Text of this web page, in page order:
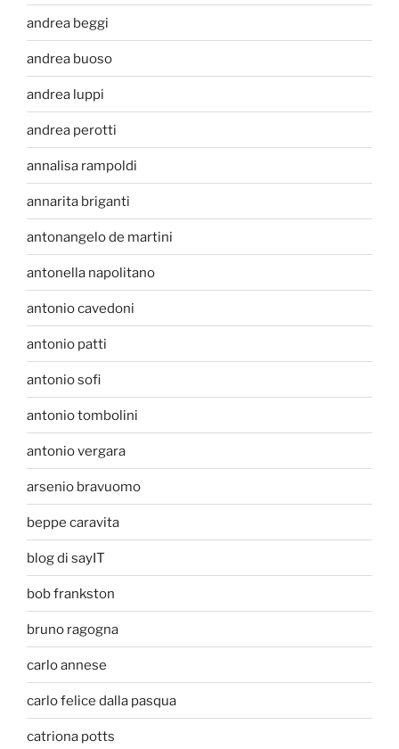
andrea beggi
andrea buoso
andrea luppi
andrea perotti
annalisa rampoldi
annarita briganti
antonangelo de martini
antonella napolitano
antonio cavedoni
antonio patti
antonio sofi
antonio tombolini
antonio vergara
arsenio bravuomo
beppe caravita
blog di sayIT
bob frankston
bruno ragogna
carlo annese
carlo felice dalla pasqua
catriona potts